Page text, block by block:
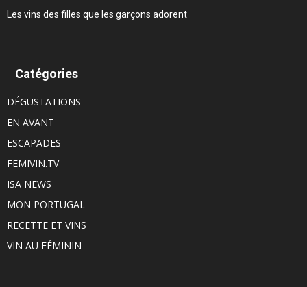
Les vins des filles que les garçons adorent
Catégories
DÉGUSTATIONS
EN AVANT
ESCAPADES
FEMIVIN.TV
ISA NEWS
MON PORTUGAL
RECETTE ET VINS
VIN AU FÉMININ